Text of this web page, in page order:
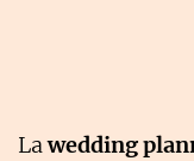
Lawedding